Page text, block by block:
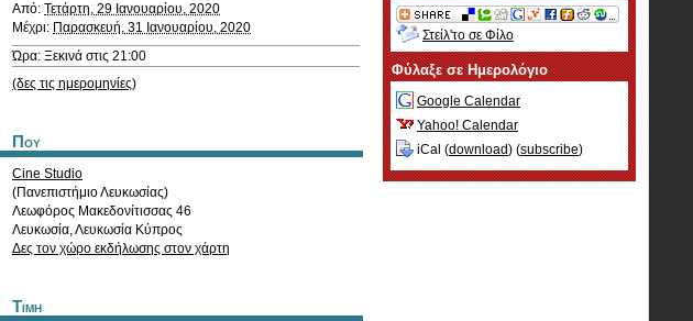
Από: Τετάρτη, 29 Ιανουαρίου, 2020
Μέχρι: Παρασκευή, 31 Ιανουαρίου, 2020
Ώρα: Ξεκινά στις 21:00
(δες τις ημερομηνίες)
Που
Cine Studio
(Πανεπιστήμιο Λευκωσίας)
Λεωφόρος Μακεδονίτισσας 46
Λευκωσία,Λευκωσία Κύπρος
Δες τον χώρο εκδήλωσης στον χάρτη
Τιμη
Στείλ'το σε Φίλο
Φύλαξε σε Ημερολόγιο
Google Calendar
Yahoo! Calendar
iCal (download) (subscribe)